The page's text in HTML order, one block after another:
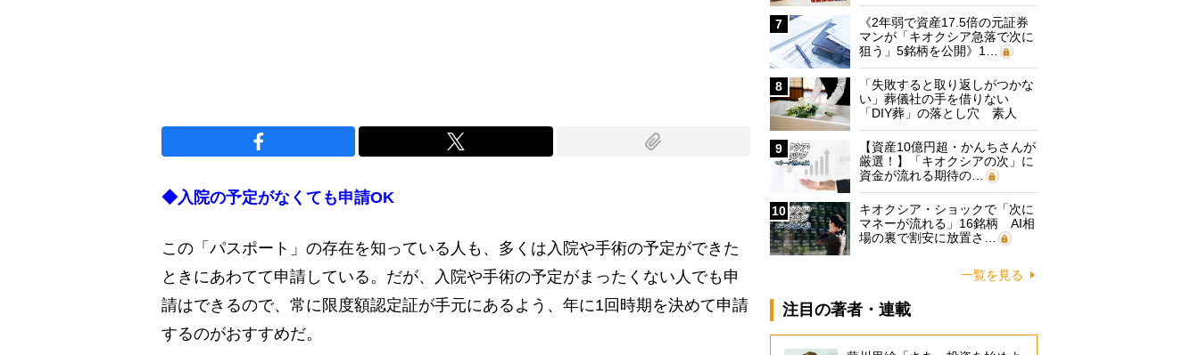
◆入院の予定がなくても申請OK
この「パスポート」の存在を知っている人も、多くは入院や手術の予定ができた
ときにあわてて申請している。だが、入院や手術の予定がまったくない人でも申
請はできるので、常に限度額認定証が手元にあるよう、年に1回時期を決めて申請
するのがおすすめだ。
7
《2年弱で資産17.5倍の元証券
マンが「キオクシア急落で次に
狙う」5銘柄を公開》1…
8
「失敗すると取り返しがつかな
い」葬儀社の手を借りない
「DIY葬」の落とし穴 素人
に…
9
【資産10億円超・かんちさんが
厳選！】「キオクシアの次」に
資金が流れる期待の…
10
キオクシア・ショックで「次に
マネーが流れる」16銘柄 AI相
場の裏で割安に放置さ…
一覧を見る
注目の著者・連載